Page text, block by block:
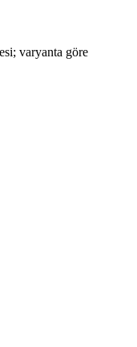
varyanta göre